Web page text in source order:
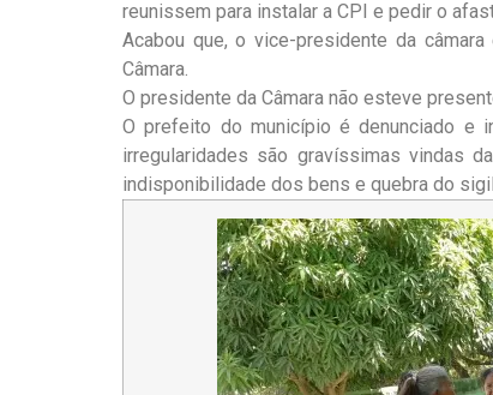
reunissem para instalar a CPI e pedir o
Acabou que, o vice-presidente da
Câmara.
O presidente da Câmara não esteve
O prefeito do município é denunciado e
irregularidades são gravíssimas vindas
indisponibilidade dos bens e quebra do